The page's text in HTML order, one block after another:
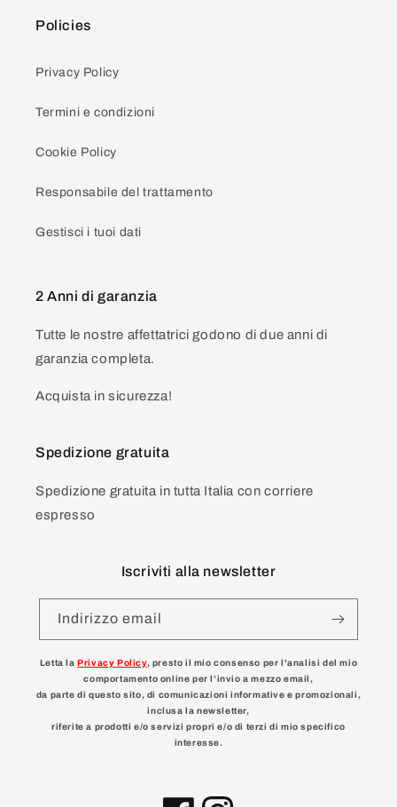
Policies
Privacy Policy
Termini e condizioni
Cookie Policy
Responsabile del trattamento
Gestisci i tuoi dati
2 Anni di garanzia
Tutte le nostre affettatrici godono di due anni di
garanzia completa.
Acquista in sicurezza!
Spedizione gratuita
Spedizione gratuita in tutta Italia con corriere
espresso
Iscriviti alla newsletter
Indirizzo email
Letta laPrivacy Policy, presto il mio consenso per l'analisi del mio
comportamento online per l’invio a mezzo email,
da parte di questo sito, di comunicazioni informative e promozionali,
inclusa la newsletter,
riferite a prodotti e/o servizi propri e/o di terzi di mio specifico
interesse.